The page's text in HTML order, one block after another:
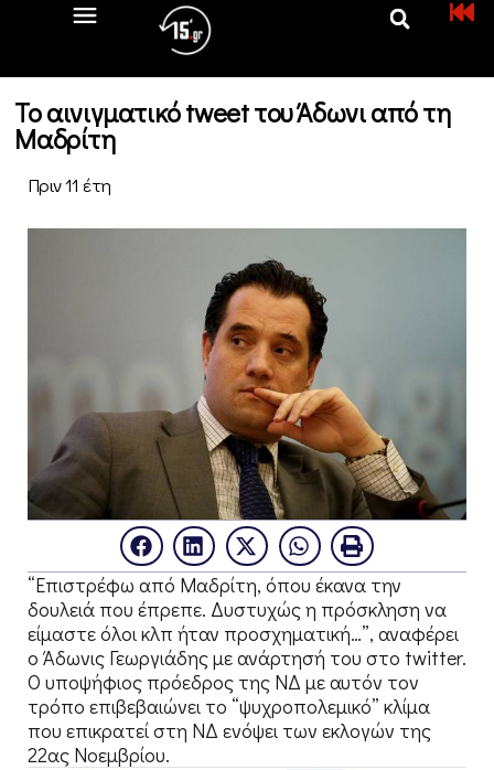
Το αινιγματικό tweet του Άδωνι από τη
Μαδρίτη
Πριν 11 έτη
“Επιστρέφω από Μαδρίτη, όπου έκανα την
δουλειά που έπρεπε. Δυστυχώς η πρόσκληση να
είμαστε όλοι κλπ ήταν προσχηματική…”, αναφέρει
ο Άδωνις Γεωργιάδης με ανάρτησή του στο twitter.
Ο υποψήφιος πρόεδρος της ΝΔ με αυτόν τον
τρόπο επιβεβαιώνει το “ψυχροπολεμικό” κλίμα
που επικρατεί στη ΝΔ ενόψει των εκλογών της
22ας Νοεμβρίου.